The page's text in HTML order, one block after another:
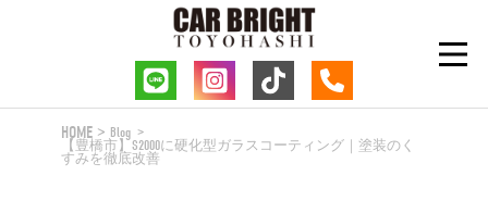
HOME
Blog
【豊橋市】S2000に硬化型ガラスコーティング｜塗装のく
すみを徹底改善